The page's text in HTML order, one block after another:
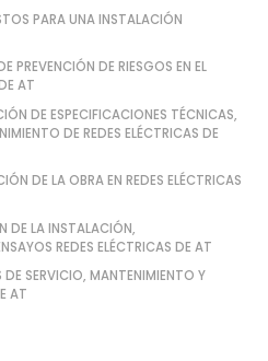
PARA UNA INSTALACIÓN
DE RIESGOS EN EL
AT
DE ESPECIFICACIONES TÉCNICAS,
DE REDES ELÉCTRICAS DE
DE LA OBRA EN REDES ELÉCTRICAS
DE LA INSTALACIÓN,
REDES ELÉCTRICAS DE AT
SERVICIO, MANTENIMIENTO Y
AT